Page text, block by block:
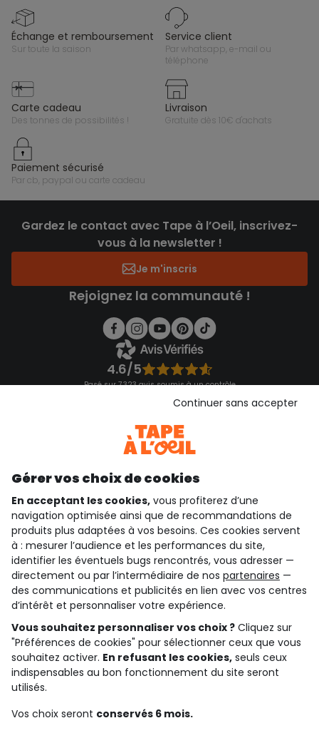
échange et remboursement
sur toute la saison
service client
par whatsapp, e-mail ou
téléphone
carte cadeau
des tonnes de possibilités !
livraison
gratuite dès 10€ d'achats
paiement sécurisé
par cb, paypal ou carte cadeau
Gardez le contact avec Tape à l’Oeil, inscrivez-
vous à la newsletter !
Je m'inscris
Rejoignez la communauté !
4.6/5
Basé sur 7 323 avis soumis à un contrôle
Consulter les CGU
qui sommes-nous ?
besoin d'aide ?
le club fidélité
notre catalogue
Conditions générales de ventes et d'utilisation
Conditions d’utilisation des réseaux sociaux
Politique de confidentialité
Cookies et données personnelles
Gérer vos choix de cookies
En acceptant les cookies, vous profiterez d’une
navigation optimisée ainsi que de recommandations de
produits plus adaptées à vos besoins. Ces cookies servent
à : mesurer l’audience et les performances du site,
identifier les éventuels bugs rencontrés, vous adresser —
directement ou par l’intermédiaire de nos partenaires —
des communications et publicités en lien avec vos centres
d’intérêt et personnaliser votre expérience.
Vous souhaitez personnaliser vos choix ? Cliquez sur
"Préférences de cookies" pour sélectionner ceux que vous
souhaitez activer. En refusant les cookies, seuls ceux
indispensables au bon fonctionnement du site seront
utilisés.
Vos choix seront conservés 6 mois.
Continuer sans accepter